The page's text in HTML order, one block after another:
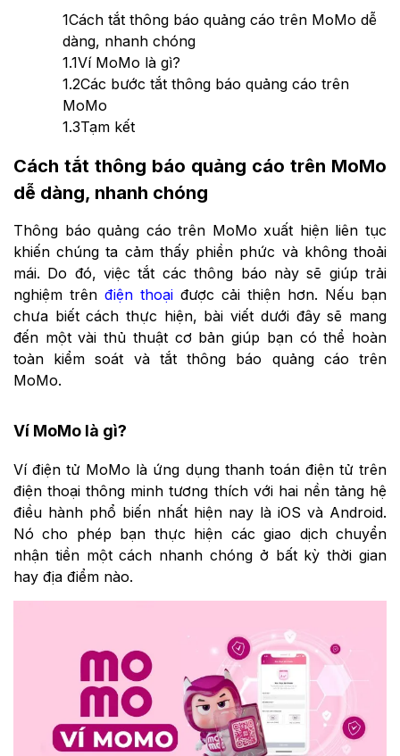
1Cách tắt thông báo quảng cáo trên MoMo dễ
dàng, nhanh chóng
1.1Ví MoMo là gì?
1.2Các bước tắt thông báo quảng cáo trên
MoMo
1.3Tạm kết
Cách tắt thông báo quảng cáo trên MoMo
dễ dàng, nhanh chóng
Thông báo quảng cáo trên MoMo xuất hiện liên tục
khiến chúng ta cảm thấy phiền phức và không thoải
mái. Do đó, việc tắt các thông báo này sẽ giúp trải
nghiệm trên điện thoại được cải thiện hơn. Nếu bạn
chưa biết cách thực hiện, bài viết dưới đây sẽ mang
đến một vài thủ thuật cơ bản giúp bạn có thể hoàn
toàn kiểm soát và tắt thông báo quảng cáo trên
MoMo.
Ví MoMo là gì?
Ví điện tử MoMo là ứng dụng thanh toán điện tử trên
điện thoại thông minh tương thích với hai nền tảng hệ
điều hành phổ biến nhất hiện nay là iOS và Android.
Nó cho phép bạn thực hiện các giao dịch chuyển
nhận tiền một cách nhanh chóng ở bất kỳ thời gian
hay địa điểm nào.